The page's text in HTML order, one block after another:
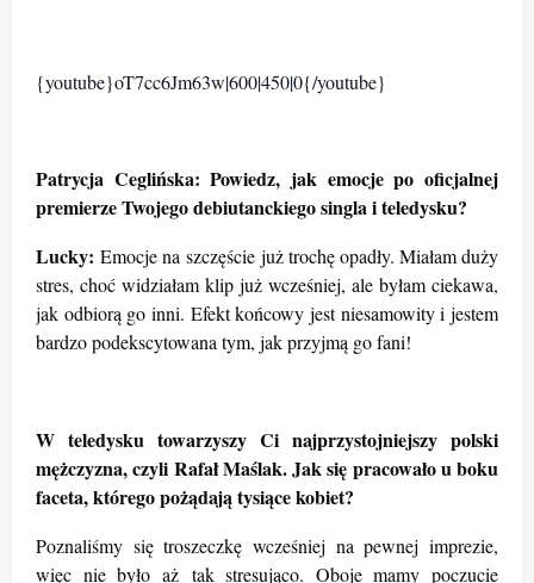
{youtube}oT7cc6Jm63w|600|450|0{/youtube}
Patrycja Ceglińska: Powiedz, jak emocje po oficjalnej
premierze Twojego debiutanckiego singla i teledysku?
Lucky: Emocje na szczęście już trochę opadły. Miałam duży
stres, choć widziałam klip już wcześniej, ale byłam ciekawa,
jak odbiorą go inni. Efekt końcowy jest niesamowity i jestem
bardzo podekscytowana tym, jak przyjmą go fani!
W teledysku towarzyszy Ci najprzystojniejszy polski
mężczyzna, czyli Rafał Maślak. Jak się pracowało u boku
faceta, którego pożądają tysiące kobiet?
Poznaliśmy się troszeczkę wcześniej na pewnej imprezie,
więc nie było aż tak stresująco. Oboje mamy poczucie